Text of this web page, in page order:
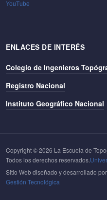
YouTube
ENLACES DE INTERÉS
Colegio de Ingenieros
Registro Nacional
Instituto Geográfico Nacional
Copyright © 2026 La Escuela de
Todos los derechos reservados.
Sitio Web diseñado y desarrollado
Gestión Tecnológica